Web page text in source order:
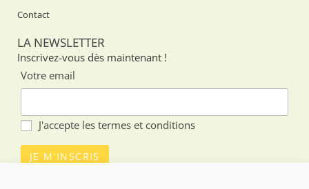
Contact
LA NEWSLETTER
Inscrivez-vous dès maintenant !
Votre email
J'accepte les termes et conditions